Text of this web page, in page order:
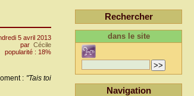
5 avril 2013
par Cécile
popularité : 18%
: "Tais toi
Rechercher
dans le site
Navigation